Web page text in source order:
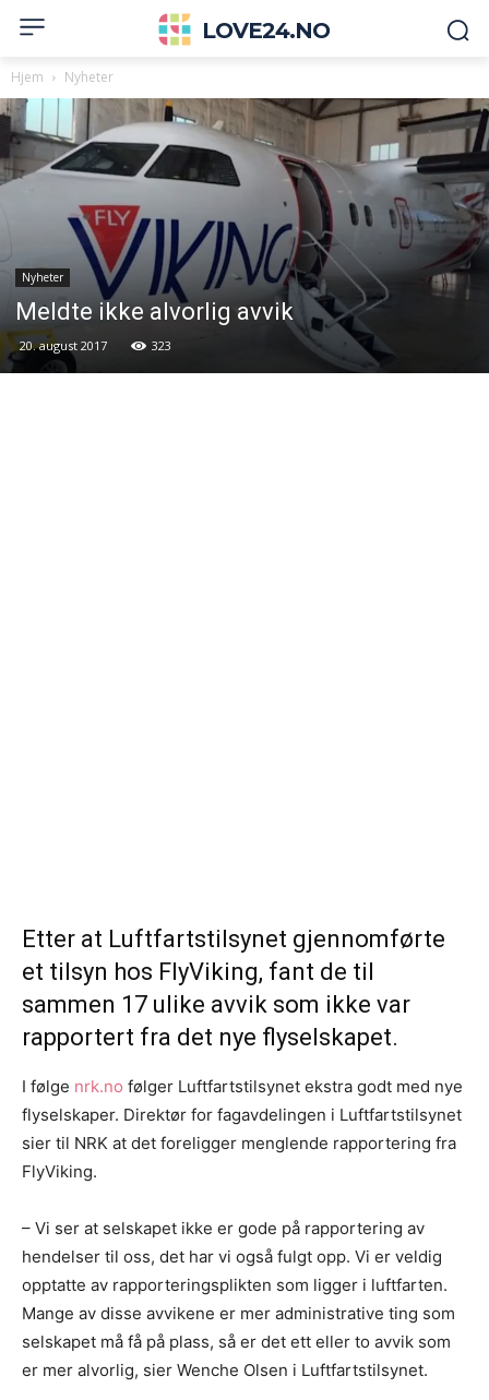
LOVE24.NO
Hjem Nyheter
Nyheter
Meldte ikke alvorlig avvik
20. august 2017 323
Etter at Luftfartstilsynet gjennomførte
et tilsyn hos FlyViking, fant de til
sammen 17 ulike avvik som ikke var
rapportert fra det nye flyselskapet.
I følge nrk.no følger Luftfartstilsynet ekstra godt med nye
flyselskaper. Direktør for fagavdelingen i Luftfartstilsynet
sier til NRK at det foreligger menglende rapportering fra
FlyViking.
– Vi ser at selskapet ikke er gode på rapportering av
hendelser til oss, det har vi også fulgt opp. Vi er veldig
opptatte av rapporteringsplikten som ligger i luftfarten.
Mange av disse avvikene er mer administrative ting som
selskapet må få på plass, så er det ett eller to avvik som
er mer alvorlig, sier Wenche Olsen i Luftfartstilsynet.